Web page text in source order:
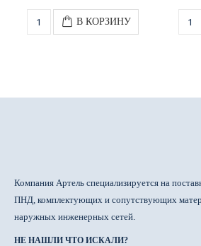
В КОРЗИНУ
Компания Артель специализируется на
ПНД, комплектующих и сопутствующих
наружных инженерных сетей.
НЕ НАШЛИ ЧТО ИСКАЛИ?